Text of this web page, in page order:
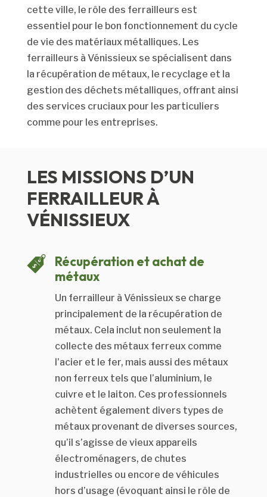
cette ville, le rôle des ferrailleurs est
essentiel pour le bon fonctionnement du cycle
de vie des matériaux métalliques. Les
ferrailleurs à Vénissieux se spécialisent dans
la récupération de métaux, le recyclage et la
gestion des déchets métalliques, offrant ainsi
des services cruciaux pour les particuliers
comme pour les entreprises.
LES MISSIONS D’UN
FERRAILLEUR À
VÉNISSIEUX
Récupération et achat de
métaux
Un ferrailleur à Vénissieux se charge
principalement de la récupération de
métaux. Cela inclut non seulement la
collecte des métaux ferreux comme
l’acier et le fer, mais aussi des métaux
non ferreux tels que l’aluminium, le
cuivre et le laiton. Ces professionnels
achètent également divers types de
métaux provenant de diverses sources,
qu’il s’agisse de vieux appareils
électroménagers, de chutes
industrielles ou encore de véhicules
hors d’usage (évoquant ainsi le rôle de